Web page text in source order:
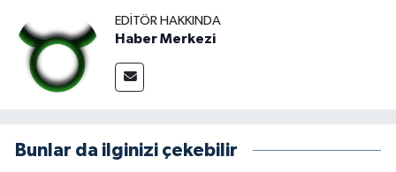
EDITÖR HAKKINDA
Haber Merkezi
Bunlar da ilginizi çekebilir